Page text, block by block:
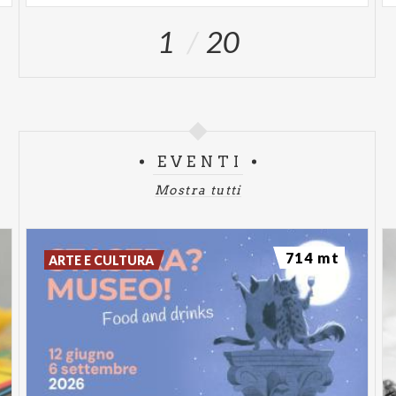
per Brescia:
sabato 7 giugno 2025
iniziative speciali confermate segnaliamo:
Lezioni di storia, dal 18 gennaio all’1 marzo 2025
I progettiOPEN – Il Grande AccessibileeGrande
Comunità
Dance Well
, dedicato principalmente alle
persone che vivono con il Parkinson.
1 20
EVENTI
Mostra tutti
ARTE E CULTURA 714 mt